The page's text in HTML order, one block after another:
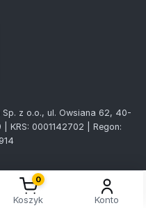
z o.o., ul. Owsiana 62, 40-
KRS: 0001142702 | Regon:
0
Koszyk Konto